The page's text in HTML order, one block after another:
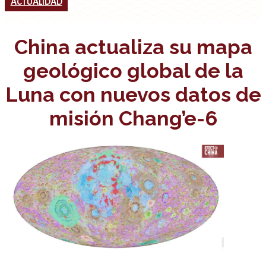
China actualiza su mapa
geológico global de la
Luna con nuevos datos de
misión Chang’e-6